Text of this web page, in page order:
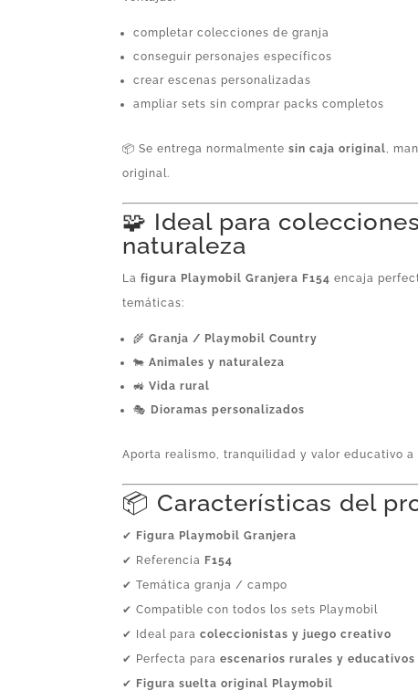
completar colecciones de granja
conseguir personajes específicos
crear escenas personalizadas
ampliar sets sin comprar packs completos
📦 Se entrega normalmentesin caja original
,
original.
🧩 Ideal para
naturaleza
Lafigura Playmobil Granjera F154 encaja
temáticas:
🌾Granja / Playmobil Country
🐄Animales y naturaleza
🚜Vida rural
🎭 Dioramas personalizados
Aporta realismo, tranquilidad y valor educativo
📦 Características del
✔ Figura Playmobil Granjera
✔ Referencia F154
✔ Temática granja / campo
✔ Compatible con todos los sets Playmobil
✔ Ideal paracoleccionistas y juego creativo
✔ Perfecta paraescenarios rurales y educativos
✔ Figura suelta original Playmobil